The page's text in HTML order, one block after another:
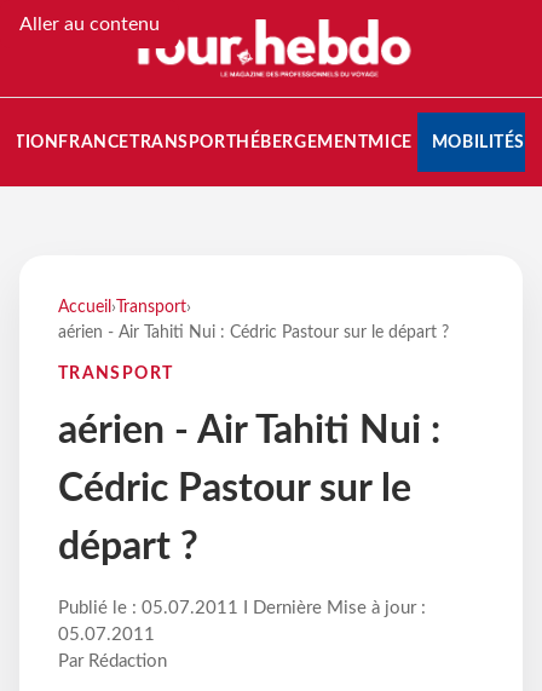
Aller au contenu
FRANCETRANSPORT HÉBERGEMENTMICE MOBILITÉS
Accueil › Transport›
aérien - Air Tahiti Nui : Cédric Pastour sur le départ ?
TRANSPORT
aérien - Air Tahiti Nui :
Cédric Pastour sur le
départ ?
Publié le : 05.07.2011 I Dernière Mise à jour :
05.07.2011
Par Rédaction